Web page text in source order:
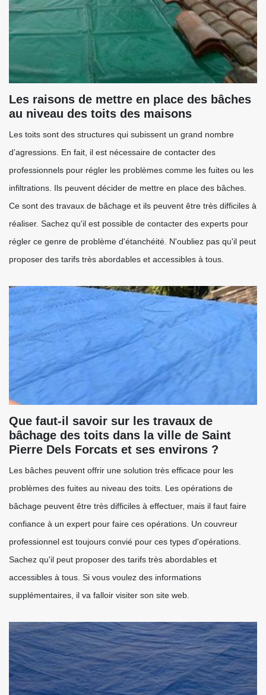
Les raisons de mettre en place des bâches
au niveau des toits des maisons
Les toits sont des structures qui subissent un grand nombre
d'agressions. En fait, il est nécessaire de contacter des
professionnels pour régler les problèmes comme les fuites ou les
infiltrations. Ils peuvent décider de mettre en place des bâches.
Ce sont des travaux de bâchage et ils peuvent être très difficiles à
réaliser. Sachez qu'il est possible de contacter des experts pour
régler ce genre de problème d'étanchéité. N'oubliez pas qu'il peut
proposer des tarifs très abordables et accessibles à tous.
Que faut-il savoir sur les travaux de
bâchage des toits dans la ville de Saint
Pierre Dels Forcats et ses environs ?
Les bâches peuvent offrir une solution très efficace pour les
problèmes des fuites au niveau des toits. Les opérations de
bâchage peuvent être très difficiles à effectuer, mais il faut faire
confiance à un expert pour faire ces opérations. Un couvreur
professionnel est toujours convié pour ces types d'opérations.
Sachez qu'il peut proposer des tarifs très abordables et
accessibles à tous. Si vous voulez des informations
supplémentaires, il va falloir visiter son site web.